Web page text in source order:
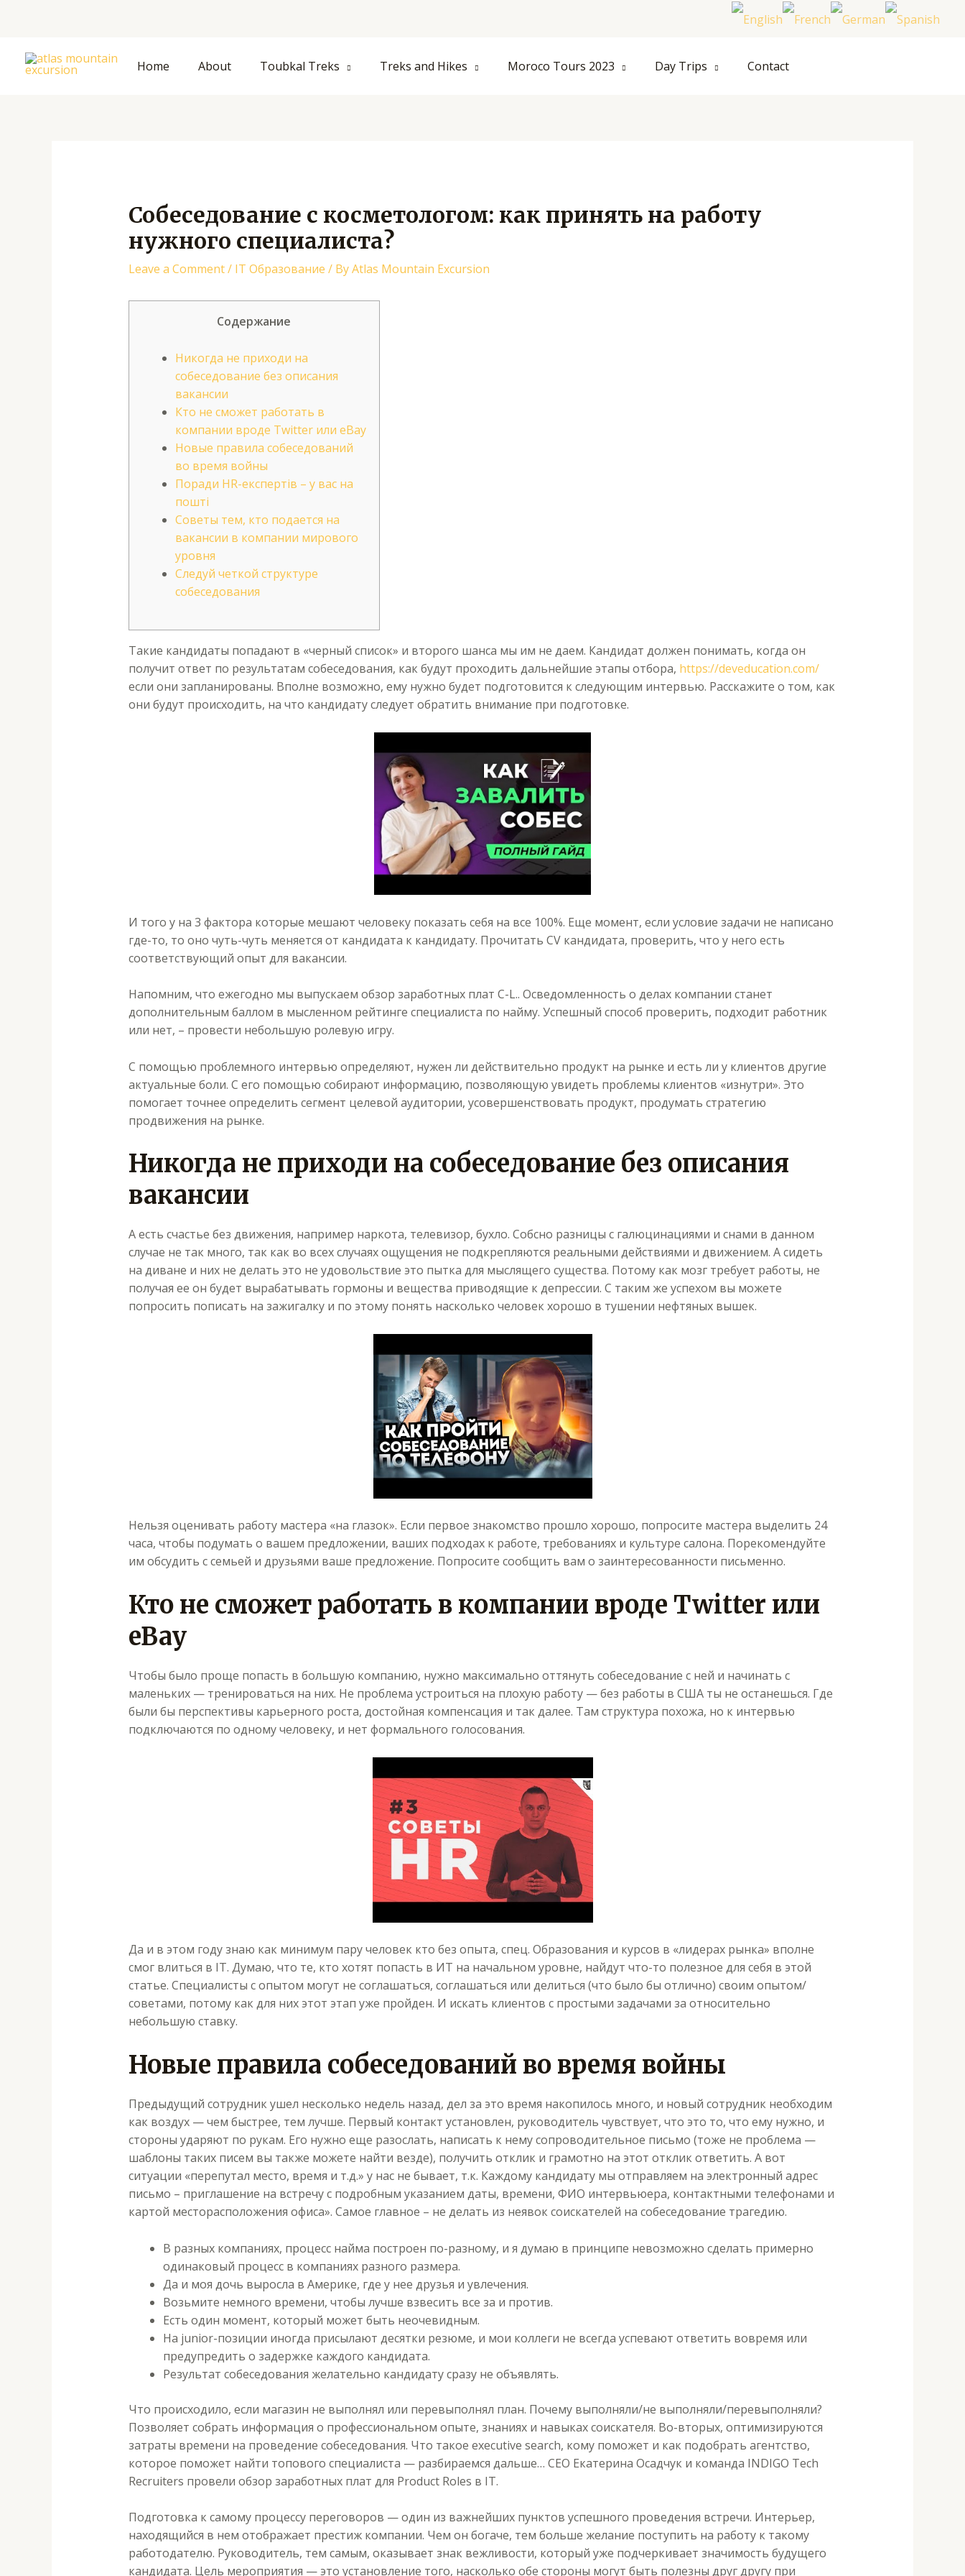
Home
About Toubkal Treks Treks and Hikes Moroco Tours 2023 Day Trips Contact
Собеседование с косметологом: как принять на работу
нужного специалиста?
Leave a Comment/ IT Образование / ByAtlas Mountain Excursion
Содержание
Никогда не приходи на
собеседование без описания
вакансии
Кто не сможет работать в
компании вроде Twitter или eBay
Новые правила собеседований
во время войны
Поради HR-експертів – у вас на
пошті
Советы тем, кто подается на
вакансии в компании мирового
уровня
Следуй четкой структуре
собеседования
Такие кандидаты попадают в «черный список» и второго шанса мы им не даем. Кандидат должен понимать, когда он
получит ответ по результатам собеседования, как будут проходить дальнейшие этапы отбора, https://deveducation.com/
если они запланированы. Вполне возможно, ему нужно будет подготовится к следующим интервью. Расскажите о том, как
они будут происходить, на что кандидату следует обратить внимание при подготовке.
И того у на 3 фактора которые мешают человеку показать себя на все 100%. Еще момент, если условие задачи не написано
где-то, то оно чуть-чуть меняется от кандидата к кандидату. Прочитать CV кандидата, проверить, что у него есть
соответствующий опыт для вакансии.
Напомним, что ежегодно мы выпускаем обзор заработных плат C-L.. Осведомленность о делах компании станет
дополнительным баллом в мысленном рейтинге специалиста по найму. Успешный способ проверить, подходит работник
или нет, – провести небольшую ролевую игру.
С помощью проблемного интервью определяют, нужен ли действительно продукт на рынке и есть ли у клиентов другие
актуальные боли. С его помощью собирают информацию, позволяющую увидеть проблемы клиентов «изнутри». Это
помогает точнее определить сегмент целевой аудитории, усовершенствовать продукт, продумать стратегию
продвижения на рынке.
Никогда не приходи на собеседование без описания
вакансии
А есть счастье без движения, например наркота, телевизор, бухло. Собсно разницы с галюцинациями и снами в данном
случае не так много, так как во всех случаях ощущения не подкрепляются реальными действиями и движением. А сидеть
на диване и них не делать это не удовольствие это пытка для мыслящего существа. Потому как мозг требует работы, не
получая ее он будет вырабатывать гормоны и вещества приводящие к депрессии. С таким же успехом вы можете
попросить пописать на зажигалку и по этому понять насколько человек хорошо в тушении нефтяных вышек.
Нельзя оценивать работу мастера «на глазок». Если первое знакомство прошло хорошо, попросите мастера выделить 24
часа, чтобы подумать о вашем предложении, ваших подходах к работе, требованиях и культуре салона. Порекомендуйте
им обсудить с семьей и друзьями ваше предложение. Попросите сообщить вам о заинтересованности письменно.
Кто не сможет работать в компании вроде Twitter или
eBay
Чтобы было проще попасть в большую компанию, нужно максимально оттянуть собеседование с ней и начинать с
маленьких — тренироваться на них. Не проблема устроиться на плохую работу — без работы в США ты не останешься. Где
были бы перспективы карьерного роста, достойная компенсация и так далее. Там структура похожа, но к интервью
подключаются по одному человеку, и нет формального голосования.
Да и в этом году знаю как минимум пару человек кто без опыта, спец. Образования и курсов в «лидерах рынка» вполне
смог влиться в IT. Думаю, что те, кто хотят попасть в ИТ на начальном уровне, найдут что-то полезное для себя в этой
статье. Специалисты с опытом могут не соглашаться, соглашаться или делиться (что было бы отлично) своим опытом/
советами, потому как для них этот этап уже пройден. И искать клиентов с простыми задачами за относительно
небольшую ставку.
Новые правила собеседований во время войны
Предыдущий сотрудник ушел несколько недель назад, дел за это время накопилось много, и новый сотрудник необходим
как воздух — чем быстрее, тем лучше. Первый контакт установлен, руководитель чувствует, что это то, что ему нужно, и
стороны ударяют по рукам. Его нужно еще разослать, написать к нему сопроводительное письмо (тоже не проблема —
шаблоны таких писем вы также можете найти везде), получить отклик и грамотно на этот отклик ответить. А вот
ситуации «перепутал место, время и т.д.» у нас не бывает, т.к. Каждому кандидату мы отправляем на электронный адрес
письмо – приглашение на встречу с подробным указанием даты, времени, ФИО интервьюера, контактными телефонами и
картой месторасположения офиса». Самое главное – не делать из неявок соискателей на собеседование трагедию.
В разных компаниях, процесс найма построен по-разному, и я думаю в принципе невозможно сделать примерно
одинаковый процесс в компаниях разного размера.
Да и моя дочь выросла в Америке, где у нее друзья и увлечения.
Возьмите немного времени, чтобы лучше взвесить все за и против.
Есть один момент, который может быть неочевидным.
На junior-позиции иногда присылают десятки резюме, и мои коллеги не всегда успевают ответить вовремя или
предупредить о задержке каждого кандидата.
Результат собеседования желательно кандидату сразу не объявлять.
Что происходило, если магазин не выполнял или перевыполнял план. Почему выполняли/не выполняли/перевыполняли?
Позволяет собрать информация о профессиональном опыте, знаниях и навыках соискателя. Во-вторых, оптимизируются
затраты времени на проведение собеседования. Что такое executive search, кому поможет и как подобрать агентство,
которое поможет найти топового специалиста — разбираемся дальше… СЕО Екатерина Осадчук и команда INDIGO Tech
Recruiters провели обзор заработных плат для Product Roles в IT.
Подготовка к самому процессу переговоров — один из важнейших пунктов успешного проведения встречи. Интерьер,
находящийся в нем отображает престиж компании. Чем он богаче, тем больше желание поступить на работу к такому
работодателю. Руководитель, тем самым, оказывает знак вежливости, который уже подчеркивает значимость будущего
кандидата. Цель мероприятия — это установление того, насколько обе стороны могут быть полезны друг другу при